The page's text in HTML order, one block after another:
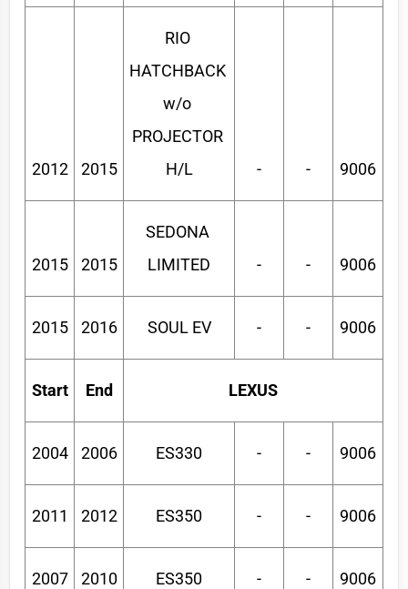
2012 2015
RIO
HATCHBACK
w/o
PROJECTOR
H/L
- - 9006
2015 2015
SEDONA
LIMITED
- - 9006
2015 2016 SOUL EV - - 9006
Start End LEXUS
2004 2006 ES330 - - 9006
2011 2012 ES350 - - 9006
2007 2010 ES350 - - 9006